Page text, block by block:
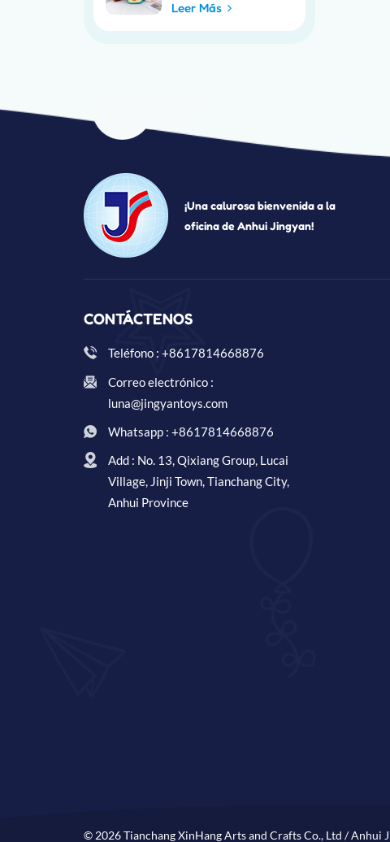
Leer Más
¡Una calurosa bienvenida a la
oficina de Anhui Jingyan!
CONTÁCTENOS
Teléfono : +8617814668876
Correo electrónico :
luna@jingyantoys.com
Whatsapp : +8617814668876
Add : No. 13, Qixiang Group, Lucai
Village, Jinji Town, Tianchang City,
Anhui Province
© 2026 Tianchang XinHang Arts and Crafts Co., Ltd / Anhui